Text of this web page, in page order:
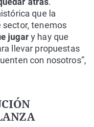
que la
sector, tenemos
jugary hay que
llevar propuestas
con nosotros”,